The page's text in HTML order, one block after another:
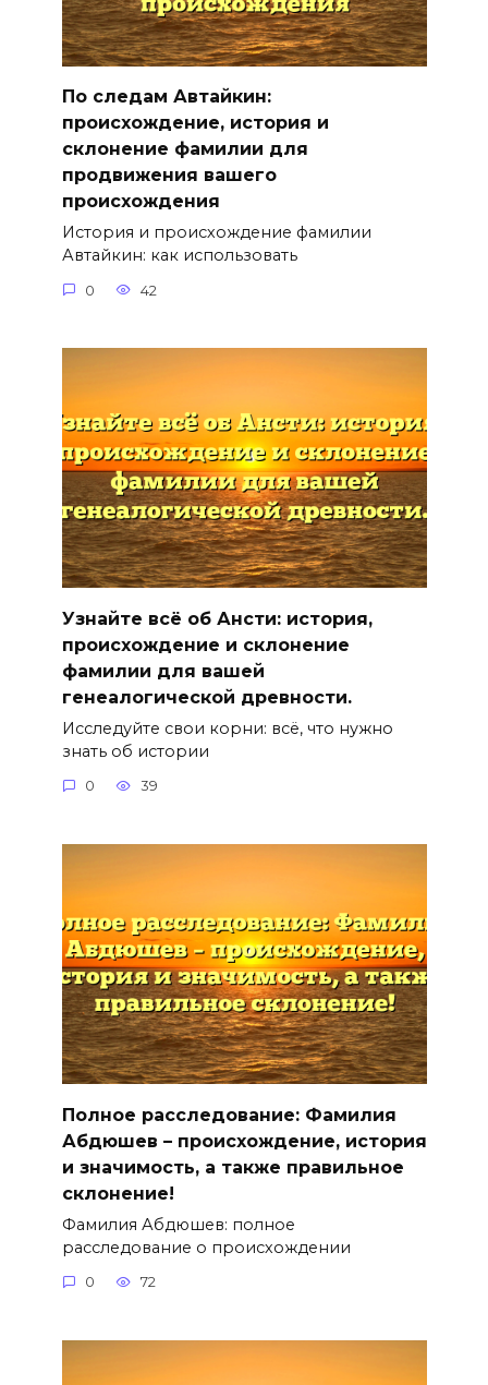
По следам Автайкин:
происхождение, история и
склонение фамилии для
продвижения вашего
происхождения
История и происхождение фамилии
Автайкин: как использовать
0 42
Узнайте всё об Ансти: история,
происхождение и склонение
фамилии для вашей
генеалогической древности.
Исследуйте свои корни: всё, что нужно
знать об истории
0 39
Полное расследование: Фамилия
Абдюшев – происхождение, история
и значимость, а также правильное
склонение!
Фамилия Абдюшев: полное
расследование о происхождении
0 72